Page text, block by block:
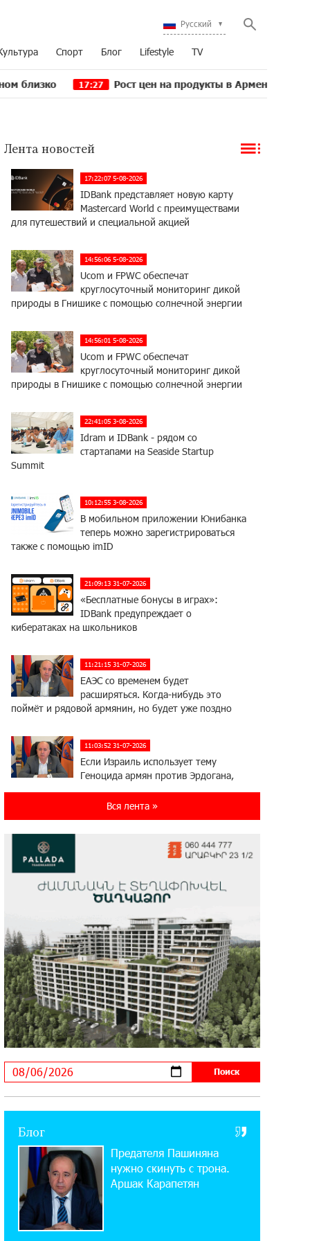
Русский
Спорт Блог Lifestyle TV
17:27 Рост цен на продукты в Армении ускорился до
Лента новостей
17:22:07 5-08-2026
IDBank представляет новую карту
Mastercard World с преимуществами
для путешествий и специальной акцией
14:56:06 5-08-2026
Ucom и FPWC обеспечат
круглосуточный мониторинг дикой
природы в Гнишике с помощью солнечной энергии
14:56:01 5-08-2026
Ucom и FPWC обеспечат
круглосуточный мониторинг дикой
природы в Гнишике с помощью солнечной энергии
22:41:05 3-08-2026
Idram и IDBank - рядом со
стартапами на Seaside Startup
Summit
10:12:55 3-08-2026
В мобильном приложении Юнибанка
теперь можно зарегистрироваться
также с помощью imID
21:09:13 31-07-2026
«Бесплатные бонусы в играх»:
IDBank предупреждает о
кибератаках на школьников
11:21:15 31-07-2026
ЕАЭС со временем будет
расширяться. Когда-нибудь это
поймёт и рядовой армянин, но будет уже поздно
11:03:52 31-07-2026
Если Израиль использует тему
Геноцида армян против Эрдогана,
ВТБ (Армения): вклад «Стабильный»
— до 10% годовых и оформление в
мобильном приложении
Платформа Rate.Trading на Seaside
Startup Summit: IDBank представил
инновационное решение
14:44:13 29-07-2026
Состоялось открытие Khachaturian
Rooftop при поддержке IDBank
Пашинян ты упустил свой шанс уйти
спокойно. Аршак Карапетян
обслуживания Ucom открылся по
адресу ул. Шаумяна, 24/2 в Арарате
22:28:49 27-07-2026
Никогда Нагорный Карабах не был в
составе независимого Азербайджана.
Вся лента »
Блог
Предателя Пашиняна
нужно скинуть с трона.
Аршак Карапетян